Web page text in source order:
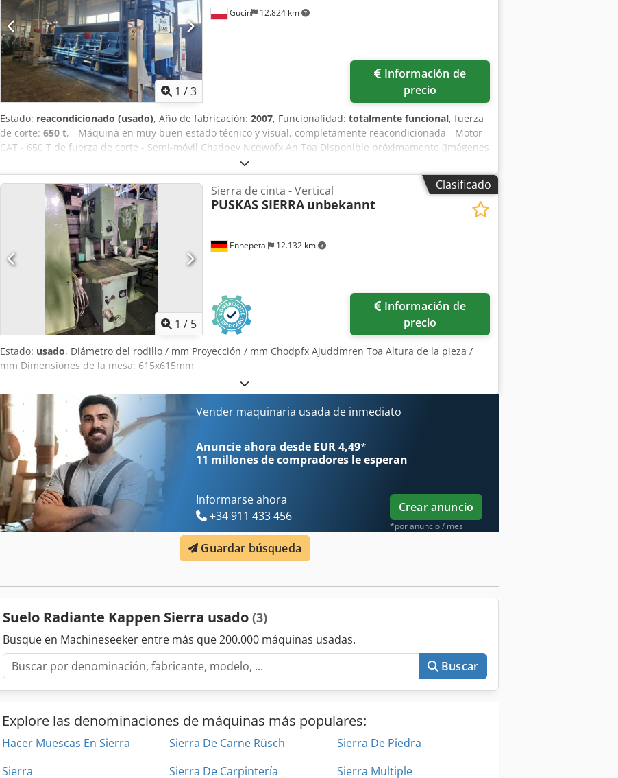
1 /3
Gucin 12.824 km
precio
Estado: reacondicionado (usado), Año de fabricación: 2007, Funcionalidad: totalmente funcional, fuerza
de corte: 650 t, - Máquina en muy buen estado técnico y visual, completamente reacondicionada - Motor
CAT - 650 T de fuerza de corte - Semi-móvil Chsdpey Ncqwofx An Toa Disponible próximamente (Imágenes
Clasificado
1 / 5
Ennepetal 12.132 km
Sierra de cinta - Vertical
PUSKAS SIERRA unbekannt
precio
Estado: usado, Diámetro del rodillo / mm Proyección / mm Chodpfx Ajuddmren Toa Altura de la pieza /
mm Dimensiones de la mesa: 615x615mm
Vender maquinaria usada de inmediato
Anuncie ahora desde EUR 4,49*
11 millones de compradores le esperan
Informarse ahora
+34 911 433 456
Crear anuncio
*por anuncio / mes
Guardar búsqueda
Suelo Radiante Kappen Sierra usado (3)
Busque en Machineseeker entre más que 200.000 máquinas usadas.
Buscar
Explore las denominaciones de máquinas más populares:
Hacer Muescas En Sierra
Sierra
Sierra De Carne Rüsch
Sierra De Carpintería
Sierra De Piedra
Sierra Multiple